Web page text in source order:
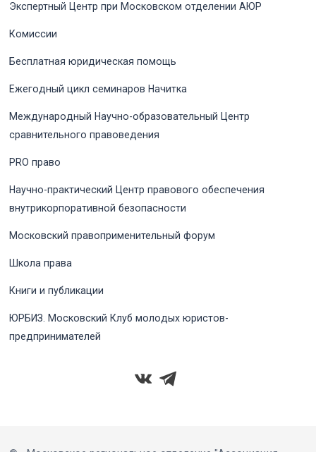
Экспертный Центр при Московском отделении АЮР
Комиссии
Бесплатная юридическая помощь
Ежегодный цикл семинаров Начитка
Международный Научно-образовательный Центр
сравнительного правоведения
PRO право
Научно-практический Центр правового обеспечения
внутрикорпоративной безопасности
Московский правоприменительный форум
Школа права
Книги и публикации
ЮРБИЗ. Московский Клуб молодых юристов-
предпринимателей